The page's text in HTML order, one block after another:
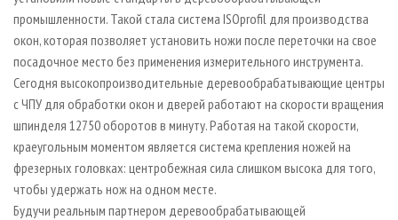
промышленности. Такой стала система ISOprofil для производства
окон, которая позволяет установить ножи после переточки на свое
посадочное место без применения измерительного инструмента.
Сегодня высокопроизводительные деревообрабатывающие центры
с ЧПУ для обработки окон и дверей работают на скорости вращения
шпинделя 12750 оборотов в минуту. Работая на такой скорости,
краеугольным моментом является система крепления ножей на
фрезерных головках: центробежная сила слишком высока для того,
чтобы удержать нож на одном месте.
Будучи реальным партнером деревообрабатывающей